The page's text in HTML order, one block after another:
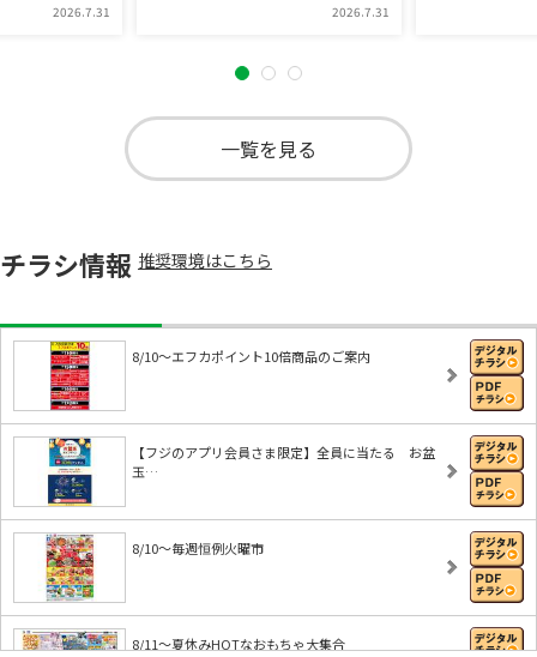
2026.7.31 2026.7.31
一覧を見る
チラシ情報 推奨環境はこちら
8/10～エフカポイント10倍商品のご案内
【フジのアプリ会員さま限定】全員に当たる お盆
玉…
8/10～毎週恒例火曜市
8/11～夏休みHOTなおもちゃ大集合